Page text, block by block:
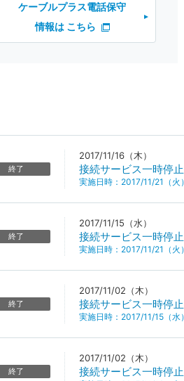
ケーブルプラス電話保守
情報は こちら
終了
2017/11/16（木）
接続サービス一時停
実施日時：2017/11/21（
終了
2017/11/15（水）
接続サービス一時停
実施日時：2017/11/21（
終了
2017/11/02（木）
接続サービス一時停
実施日時：2017/11/15（
終了
2017/11/02（木）
接続サービス一時停